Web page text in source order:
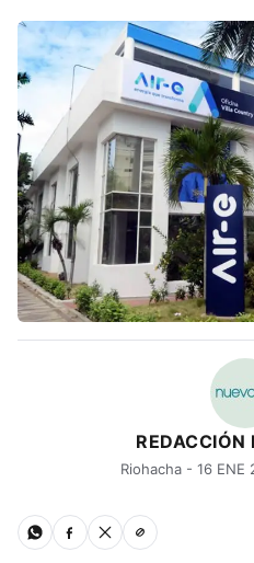
REDACCIÓN
Riohacha - 16 ENE